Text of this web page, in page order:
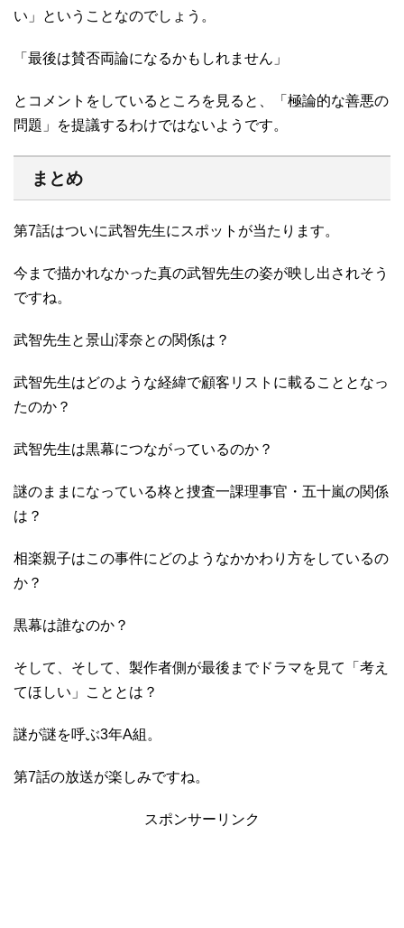
い」ということなのでしょう。
「最後は賛否両論になるかもしれません」
とコメントをしているところを見ると、「極論的な善悪の
問題」を提議するわけではないようです。
まとめ
第7話はついに武智先生にスポットが当たります。
今まで描かれなかった真の武智先生の姿が映し出されそう
ですね。
武智先生と景山澪奈との関係は？
武智先生はどのような経緯で顧客リストに載ることとなっ
たのか？
武智先生は黒幕につながっているのか？
謎のままになっている柊と捜査一課理事官・五十嵐の関係
は？
相楽親子はこの事件にどのようなかかわり方をしているの
か？
黒幕は誰なのか？
そして、そして、製作者側が最後までドラマを見て「考え
てほしい」こととは？
謎が謎を呼ぶ3年A組。
第7話の放送が楽しみですね。
スポンサーリンク